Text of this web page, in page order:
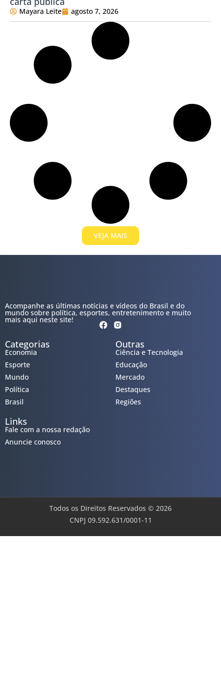
Mayara Leite agosto 7, 2026
VEJA MAIS
Acompanhe as últimas notícias e vídeos do Brasil e do
mundo sobre política, esportes, entretenimento e muito
mais aqui neste site!
Categorias
Economia
Esporte
Mundo
Política
Brasil
Outras
Ciência e Tecnologia
Educação
Mercado
Destaques
Regiões
Links
Fale com a nossa redação
Anuncie conosco
Todos os Direitos Reservados © 2026
CNPJ 09.592.631/0001-11